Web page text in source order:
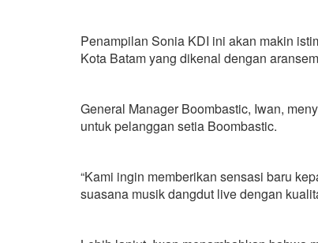
Penampilan Sonia KDI ini akan makin
Kota Batam yang dikenal dengan
General Manager Boombastic, Iwan,
untuk pelanggan setia Boombastic.
“Kami ingin memberikan sensasi baru
suasana musik dangdut live dengan